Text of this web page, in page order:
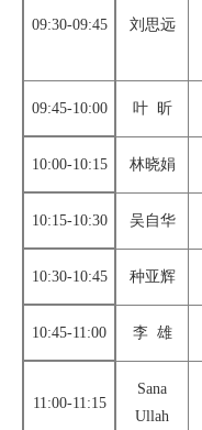
09:30-09:45 刘思远
09:45-10:00 叶 昕
10:00-10:15 林晓娟
10:15-10:30 吴自华
10:30-10:45 种亚辉
10:45-11:00 李 雄
11:00-11:15
Sana
Ullah